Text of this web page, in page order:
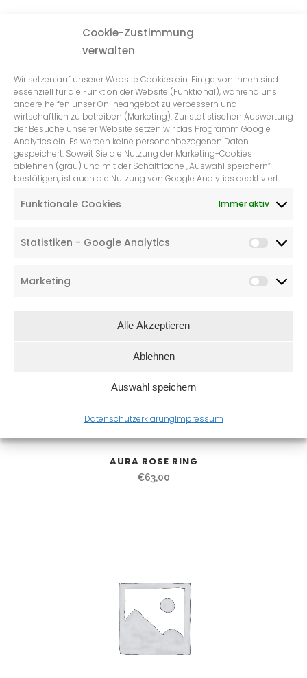
Cookie-Zustimmung
verwalten
Wir setzen auf unserer Website Cookies ein. Einige von ihnen sind
essenziell für die Funktion der Website (Funktional), während uns
andere helfen unser Onlineangebot zu verbessern und
wirtschaftlich zu betreiben (Marketing). Zur statistischen Auswertung
der Besuche unserer Website setzen wir das Programm Google
Analytics ein. Es werden keine personenbezogenen Daten
gespeichert. Soweit Sie die Nutzung der Marketing-Cookies
ablehnen (grau) und mit der Schaltfläche „Auswahl speichern“
bestätigen, ist auch die Nutzung von Google Analytics deaktiviert.
Funktionale Cookies Immer aktiv
Statistiken - Google Analytics
Marketing
Alle Akzeptieren
Ablehnen
Auswahl speichern
DatenschutzerklärungImpressum
LAGOON RING
AURA ROSE RING
€63,00